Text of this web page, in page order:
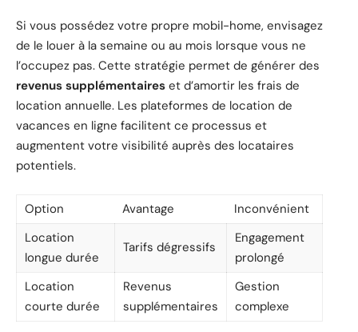
Si vous possédez votre propre mobil-home, envisagez
de le louer à la semaine ou au mois lorsque vous ne
l’occupez pas. Cette stratégie permet de générer des
revenus supplémentaires et d’amortir les frais de
location annuelle. Les plateformes de location de
vacances en ligne facilitent ce processus et
augmentent votre visibilité auprès des locataires
potentiels.
Option Avantage
Inconvénient
Location
longue durée
Tarifs dégressifs
Engagement
prolongé
Location
courte durée
Revenus
supplémentaires
Gestion
complexe